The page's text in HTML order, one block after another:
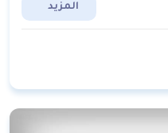
المزيد